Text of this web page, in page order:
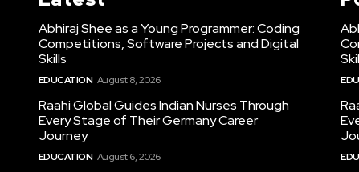
Abhiraj Shee as a Young Programmer: Coding
Competitions, Software Projects and Digital
Skills
EDUCATION August 8, 2026
Raahi Global Guides Indian Nurses Through
Every Stage of Their Germany Career
Journey
EDUCATION August 6, 2026